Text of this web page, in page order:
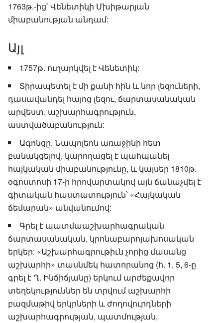
1763թ.-ից՝ Վենետիկի Մխիթարյան
միաբանության անդամ:
Այլ
1757թ. ուղարկվել է Վենետիկ:
Տիրապետել է մի քանի հին և նոր լեզուների,
դասավանդել հայոց լեզու, ճարտասանական
արվեստ, աշխարհագրություն,
աստվածաբանություն:
Ագոնցը, Նապոլեոն առաջինի հետ
բանակցելով, կարողացել է պահպանել
հայկական միաբանությունը, և կայսեր 1810թ.
օգոստոսի 17-ի հրովարտակով այն ճանաչվել է
գիտական հաստատություն՝ «Հայկական
ճեմարան» անվանումով:
Գրել է պատմաաշխարհագրական
ճարտասանական, կրոնաբարոյախոսական
երկեր: «Աշխարհագրութիւն չորից մասանց
աշխարհի» տասնմեկ հատորանոց (հ. 1, 5, 6-ը
գրել է Ղ. Ինճիճյանը) երկում արժեքավոր
տեղեկություններ են տրվում աշխարհի
բազմաթիվ երկրների և ժողովուրդների
աշխարհագրության, պատմության,